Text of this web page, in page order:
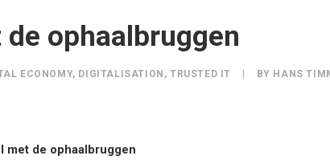
ophaalbruggen
ECONOMY, DIGITALISATION ,TRUSTED IT BY HANS
met de ophaalbruggen